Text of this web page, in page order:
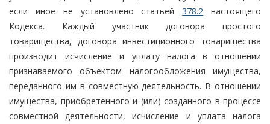
если иное не установлено статьей378.2 настоящего
Кодекса. Каждый участник договора простого
товарищества, договора инвестиционного товарищества
производит исчисление и уплату налога в отношении
признаваемого объектом налогообложения имущества,
переданного им в совместную деятельность. В отношении
имущества, приобретенного и (или) созданного в процессе
совместной деятельности, исчисление и уплата налога